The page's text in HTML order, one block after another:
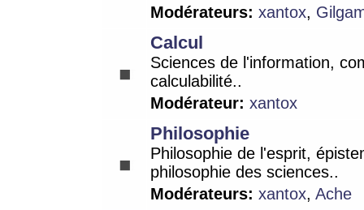
Modérateurs: xantox,
Calcul
Sciences de l'information,
calculabilité..
Modérateur: xantox
Philosophie
Philosophie de l'esprit,
philosophie des sciences..
Modérateurs: xantox, Ache